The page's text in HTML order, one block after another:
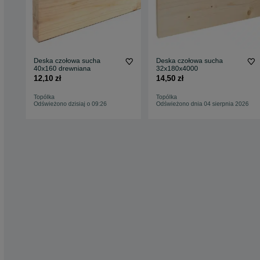
Deska czołowa sucha
40x160 drewniana
12,10 zł
Topólka
Odświeżono dzisiaj o 09:26
Deska czołowa sucha
32x180x4000
14,50 zł
Topólka
Odświeżono dnia 04 sierpnia 2026